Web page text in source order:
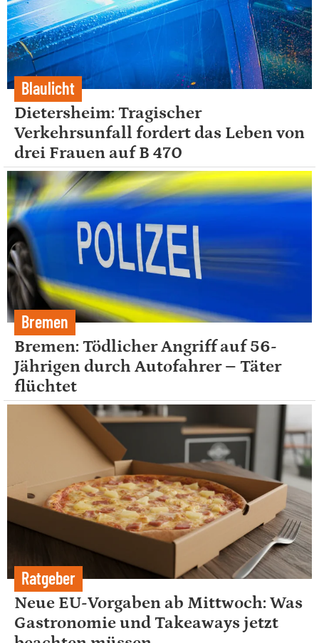
Blaulicht
Dietersheim: Tragischer
Verkehrsunfall fordert das Leben von
drei Frauen auf B 470
Bremen
Bremen: Tödlicher Angriff auf 56-
Jährigen durch Autofahrer – Täter
flüchtet
Ratgeber
Neue EU-Vorgaben ab Mittwoch: Was
Gastronomie und Takeaways jetzt